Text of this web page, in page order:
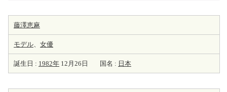
藤澤恵麻
モデル、 女優
誕生日 : 1982年 12月26日 国名 : 日本